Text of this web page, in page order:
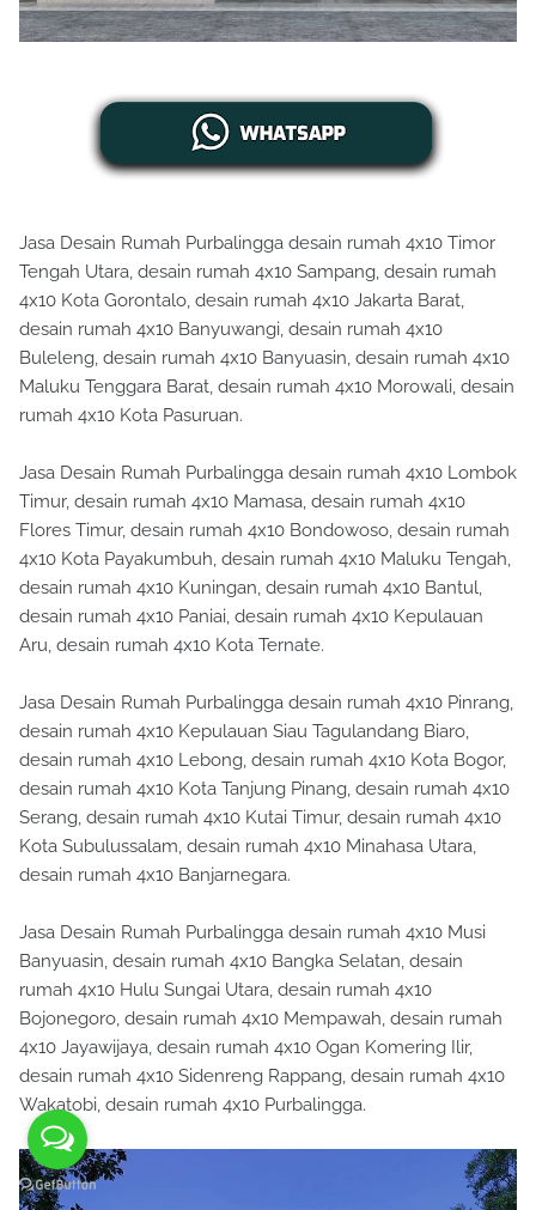
Jasa Desain Rumah Purbalingga desain rumah 4x10 Timor
Tengah Utara, desain rumah 4x10 Sampang, desain rumah
4x10 Kota Gorontalo, desain rumah 4x10 Jakarta Barat,
desain rumah 4x10 Banyuwangi, desain rumah 4x10
Buleleng, desain rumah 4x10 Banyuasin, desain rumah 4x10
Maluku Tenggara Barat, desain rumah 4x10 Morowali, desain
rumah 4x10 Kota Pasuruan.
Jasa Desain Rumah Purbalingga desain rumah 4x10 Lombok
Timur, desain rumah 4x10 Mamasa, desain rumah 4x10
Flores Timur, desain rumah 4x10 Bondowoso, desain rumah
4x10 Kota Payakumbuh, desain rumah 4x10 Maluku Tengah,
desain rumah 4x10 Kuningan, desain rumah 4x10 Bantul,
desain rumah 4x10 Paniai, desain rumah 4x10 Kepulauan
Aru, desain rumah 4x10 Kota Ternate.
Jasa Desain Rumah Purbalingga desain rumah 4x10 Pinrang,
desain rumah 4x10 Kepulauan Siau Tagulandang Biaro,
desain rumah 4x10 Lebong, desain rumah 4x10 Kota Bogor,
desain rumah 4x10 Kota Tanjung Pinang, desain rumah 4x10
Serang, desain rumah 4x10 Kutai Timur, desain rumah 4x10
Kota Subulussalam, desain rumah 4x10 Minahasa Utara,
desain rumah 4x10 Banjarnegara.
Jasa Desain Rumah Purbalingga desain rumah 4x10 Musi
Banyuasin, desain rumah 4x10 Bangka Selatan, desain
rumah 4x10 Hulu Sungai Utara, desain rumah 4x10
Bojonegoro, desain rumah 4x10 Mempawah, desain rumah
4x10 Jayawijaya, desain rumah 4x10 Ogan Komering Ilir,
desain rumah 4x10 Sidenreng Rappang, desain rumah 4x10
Wakatobi, desain rumah 4x10 Purbalingga.